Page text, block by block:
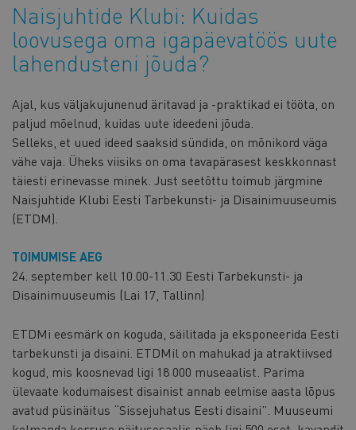
Naisjuhtide Klubi: Kuidas
loovusega oma igapäevatöös uute
lahendusteni jõuda?
Ajal, kus väljakujunenud äritavad ja -praktikad ei tööta, on
paljud mõelnud, kuidas uute ideedeni jõuda.
Selleks, et uued ideed saaksid sündida, on mõnikord väga
vähe vaja. Üheks viisiks on oma tavapärasest keskkonnast
täiesti erinevasse minek. Just seetõttu toimub järgmine
Naisjuhtide Klubi Eesti Tarbekunsti- ja Disainimuuseumis
(ETDM).
TOIMUMISE AEG
24. september kell 10.00-11.30 Eesti Tarbekunsti- ja
Disainimuuseumis (Lai 17, Tallinn)
ETDMi eesmärk on koguda, säilitada ja eksponeerida Eesti
tarbekunsti ja disaini. ETDMil on mahukad ja atraktiivsed
kogud, mis koosnevad ligi 18 000 museaalist. Parima
ülevaate kodumaisest disainist annab eelmise aasta lõpus
avatud püsinäitus “Sissejuhatus Eesti disaini”. Muuseumi